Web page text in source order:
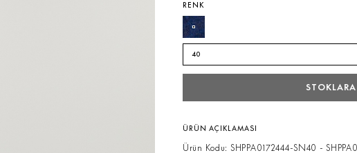
RENK
40
ÜRÜN AÇIKLAMASI
Ürün Kodu: SHPPA0172444-SN40 -